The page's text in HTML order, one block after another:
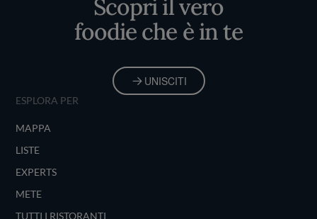
Scopri il vero
foodie che è in te
UNISCITI
ESPLORA PER
MAPPA
LISTE
EXPERTS
METE
TUTTI I RISTORANTI